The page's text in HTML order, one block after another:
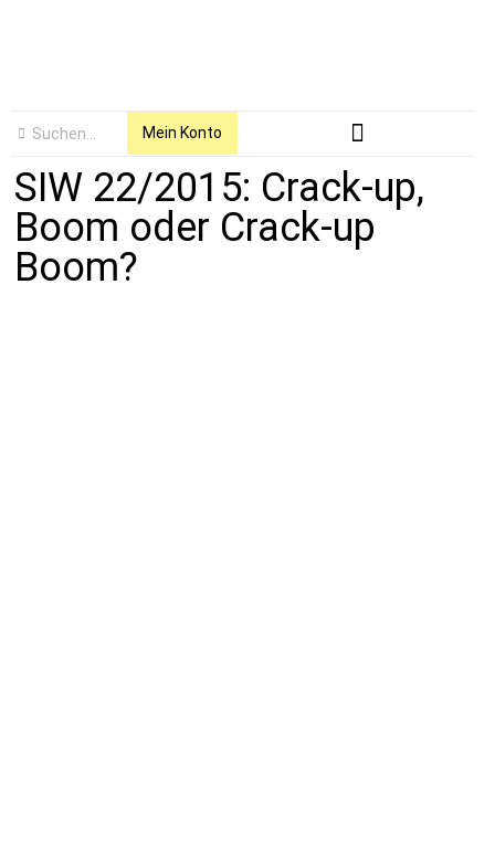
Mein Konto
SIW 22/2015: Crack-up,
Boom oder Crack-up
Boom?